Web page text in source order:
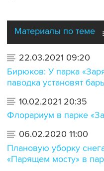
Материалы по теме
22.03.2021 09:20
Бирюков: У парка
паводка установят
10.02.2021 20:35
Флорариум в парке
06.02.2020 11:00
Плановую уборку
«Парящем мосту» в